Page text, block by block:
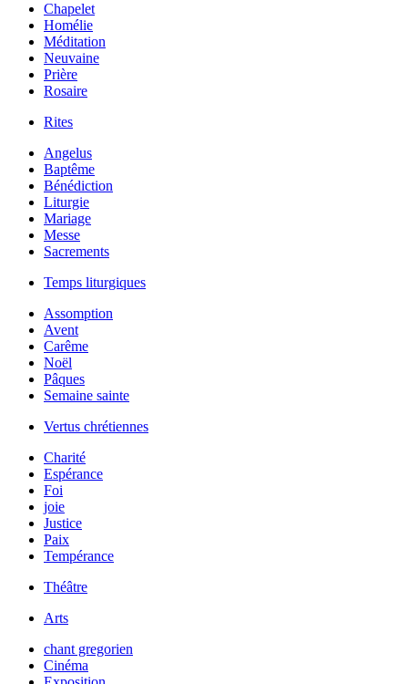
Chapelet
Homélie
Méditation
Neuvaine
Prière
Rosaire
Rites
Angelus
Baptême
Bénédiction
Liturgie
Mariage
Messe
Sacrements
Temps liturgiques
Assomption
Avent
Carême
Noël
Pâques
Semaine sainte
Vertus chrétiennes
Charité
Espérance
Foi
joie
Justice
Paix
Tempérance
Théâtre
Arts
chant gregorien
Cinéma